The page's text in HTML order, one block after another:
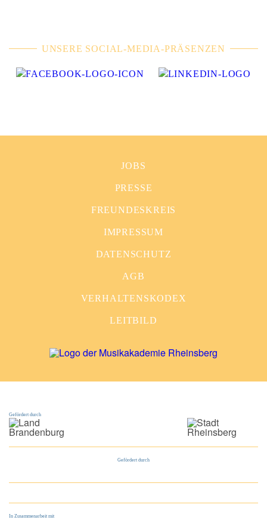
UNSERE SOCIAL-MEDIA-PRÄSENZEN
JOBS
PRESSE
FREUNDESKREIS
IMPRESSUM
DATENSCHUTZ
AGB
VERHALTENSKODEX
LEITBILD
Gefördert durch
Gefördert durch
In Zusammenarbeit mit